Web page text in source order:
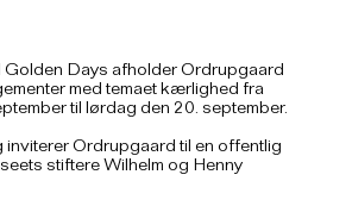
Golden Days afholder Ordrupgaard
med temaet kærlighed fra
til lørdag den 20. september.
inviterer Ordrupgaard til en offentlig
stiftere Wilhelm og Henny